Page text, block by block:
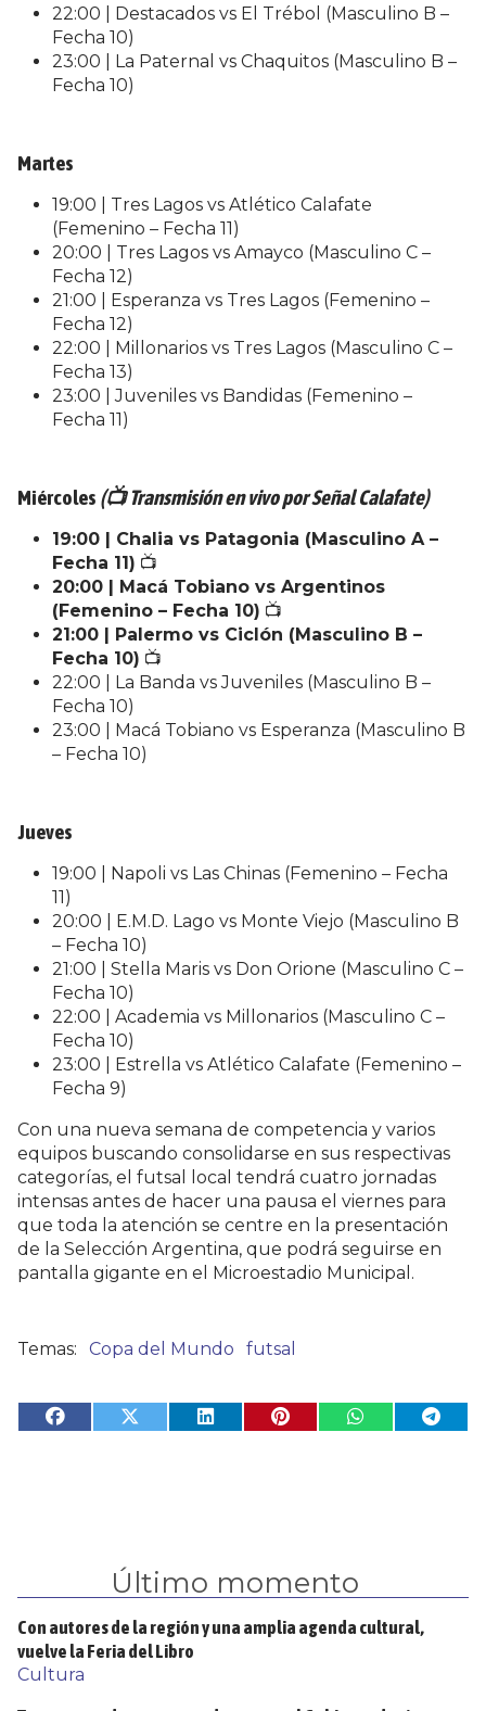
22:00 | Destacados vs El Trébol (Masculino B –
Fecha 10)
23:00 | La Paternal vs Chaquitos (Masculino B –
Fecha 10)
Martes
19:00 | Tres Lagos vs Atlético Calafate
(Femenino – Fecha 11)
20:00 | Tres Lagos vs Amayco (Masculino C –
Fecha 12)
21:00 | Esperanza vs Tres Lagos (Femenino –
Fecha 12)
22:00 | Millonarios vs Tres Lagos (Masculino C –
Fecha 13)
23:00 | Juveniles vs Bandidas (Femenino –
Fecha 11)
Miércoles (📺 Transmisión en vivo por Señal Calafate)
19:00 | Chalia vs Patagonia (Masculino A –
Fecha 11) 📺
20:00 | Macá Tobiano vs Argentinos
(Femenino – Fecha 10) 📺
21:00 | Palermo vs Ciclón (Masculino B –
Fecha 10) 📺
22:00 | La Banda vs Juveniles (Masculino B –
Fecha 10)
23:00 | Macá Tobiano vs Esperanza (Masculino B
– Fecha 10)
Jueves
19:00 | Napoli vs Las Chinas (Femenino – Fecha
11)
20:00 | E.M.D. Lago vs Monte Viejo (Masculino B
– Fecha 10)
21:00 | Stella Maris vs Don Orione (Masculino C –
Fecha 10)
22:00 | Academia vs Millonarios (Masculino C –
Fecha 10)
23:00 | Estrella vs Atlético Calafate (Femenino –
Fecha 9)
Con una nueva semana de competencia y varios
equipos buscando consolidarse en sus respectivas
categorías, el futsal local tendrá cuatro jornadas
intensas antes de hacer una pausa el viernes para
que toda la atención se centre en la presentación
de la Selección Argentina, que podrá seguirse en
pantalla gigante en el Microestadio Municipal.
Copa del Mundo futsal
Último momento
Con autores de la región y una amplia agenda cultural,
vuelve la Feria del Libro
Cultura